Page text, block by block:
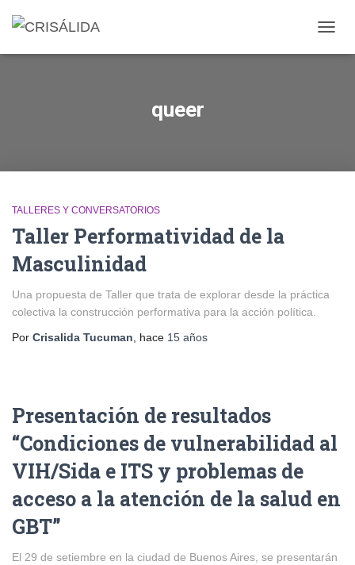
MODO
queer
TALLERES Y CONVERSATORIOS
Taller Performatividad de la
Masculinidad
Una propuesta de Taller que trata de explorar desde la práctica
colectiva la construcción performativa para la acción política.
Por Crisalida Tucuman , hace 15 años
Presentación de resultados
“Condiciones de vulnerabilidad al
VIH/Sida e ITS y problemas de
acceso a la atención de la salud en
GBT”
El 29 de setiembre en la ciudad de Buenos Aires, se presentarán